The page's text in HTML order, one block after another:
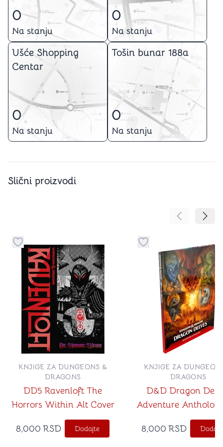
0
Na stanju
0
Na stanju
Ušće Shopping
Centar
0
Na stanju
Tošin bunar 188a
0
Na stanju
Slični proizvodi
Pomeranje
Dugme za dodavanje stvari u kategoriju omiljeno
DD5 Ravenloft The
Horrors Within Alt Cover
KNJIGE ZA DUNGEONS &
DRAGONS
8,000 RSD Dodajte
Dugme za dodavanje
D&D Dragon
Adventure
KNJIGE ZA
DRAGONS
8,000 RSD